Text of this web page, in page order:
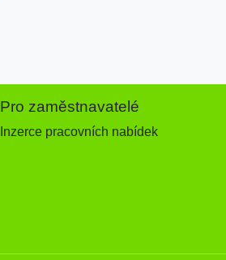
Pro zaměstnavatelé
Inzerce pracovních nabídek